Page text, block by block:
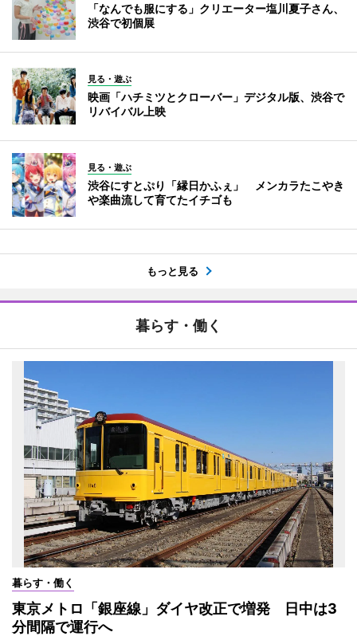
「なんでも服にする」クリエーター塩川夏子さん、
渋谷で初個展
見る・遊ぶ
映画「ハチミツとクローバー」デジタル版、渋谷で
リバイバル上映
見る・遊ぶ
渋谷にすとぷり「縁日かふぇ」 メンカラたこやき
や楽曲流して育てたイチゴも
もっと見る
暮らす・働く
暮らす・働く
東京メトロ「銀座線」ダイヤ改正で増発 日中は3
分間隔で運行へ